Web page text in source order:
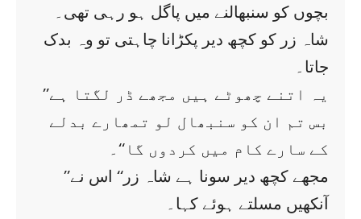
بچوں کو سنبھالنے میں پاگل ہو رہی تھی۔
شاہ زر کو کچھ دیر پکڑانا چاہتی تو وہ بدک
جاتا۔
’’یہ اتنے چھوٹے ہیں مجھے ڈر لگتا ہے
بس تم ان کو سنبھال لو تمھارے بدلے
کے سارے کام میں کردوں گا‘‘۔
’’مجھے کچھ دیر سونا ہے شاہ زر‘‘ اس نے
آنکھیں مسلتے ہوئے کہا۔